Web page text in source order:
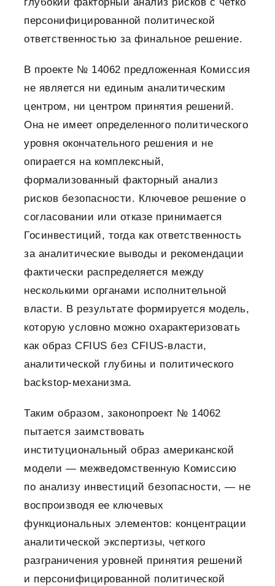
глубокий факторный анализ рисков с четко
персонифицированной политической
ответственностью за финальное решение.
В проекте № 14062 предложенная Комиссия
не является ни единым аналитическим
центром, ни центром принятия решений.
Она не имеет определенного политического
уровня окончательного решения и не
опирается на комплексный,
формализованный факторный анализ
рисков безопасности. Ключевое решение о
согласовании или отказе принимается
Госинвестиций, тогда как ответственность
за аналитические выводы и рекомендации
фактически распределяется между
несколькими органами исполнительной
власти. В результате формируется модель,
которую условно можно охарактеризовать
как образ CFIUS без CFIUS-власти,
аналитической глубины и политического
backstop-механизма.
Таким образом, законопроект № 14062
пытается заимствовать
институциональный образ американской
модели — межведомственную Комиссию
по анализу инвестиций безопасности, — не
воспроизводя ее ключевых
функциональных элементов: концентрации
аналитической экспертизы, четкого
разграничения уровней принятия решений
и персонифицированной политической